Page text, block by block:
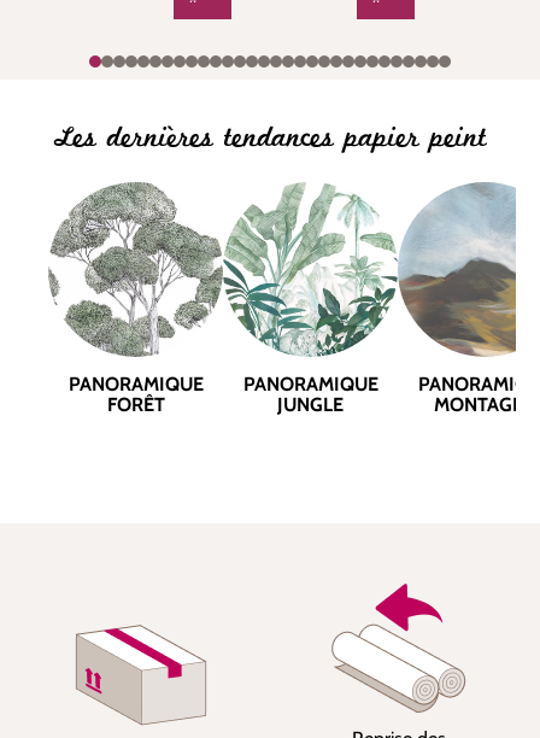
Les dernières tendances papier peint
PANORAMIQUE
FORÊT
PANORAMIQUE
JUNGLE
MONTAGNE